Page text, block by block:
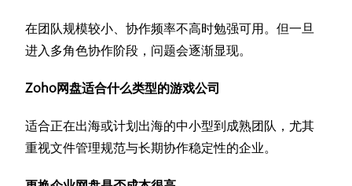
在团队规模较小、协作频率不高时勉强可用。但一旦
进入多角色协作阶段，问题会逐渐显现。
Zoho网盘适合什么类型的游戏公司
适合正在出海或计划出海的中小型到成熟团队，尤其
重视文件管理规范与长期协作稳定性的企业。